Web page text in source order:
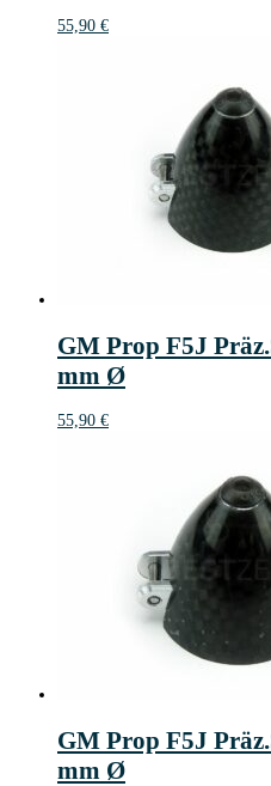
55,90 €
GM Prop F5J
mm Ø
55,90 €
GM Prop F5J
mm Ø